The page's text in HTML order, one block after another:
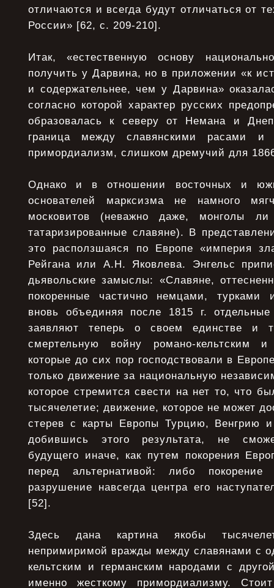
отличаются и всегда будут отличаться от
России» [62, с. 209-210].
Итак, «естественную основу
получить у Дарвина, но в приложении «к
и содержательнее, чем у Дарвина»
согласно которой характер русских
образовалась к северу от Немана и
граница между славянскими расами
примордиализм, слишком дремучий для
Однако и в отношении восточных и
основателей марксизма не намного
московитов (неважно даже, монголы
татаризированные славяне). В
это расползшаяся по Европе «империя
Рейгана или А.Н. Яковлева. Энгельс
дьявольские замыслы: «Славяне,
покоренные частично немцами, турками
вновь объединяя после 1815 г.
заявляют теперь о своем единстве и
смертельную войну романо-кельтским
которые до сих пор господствовали в
только движение за национальную
которое стремится свести на нет то, что
тысячелетие; движение, которое не может
стерев с карты Европы Турцию, Венгрию
добившись этого результата, не
будущего иначе, как путем покорения
перед альтернативой: либо
разрушение навсегда центра его
[52].
Здесь дана картина якобы
непримиримой вражды между славянами с
кельтским и германским народами с
именно жесткому примордиализму.